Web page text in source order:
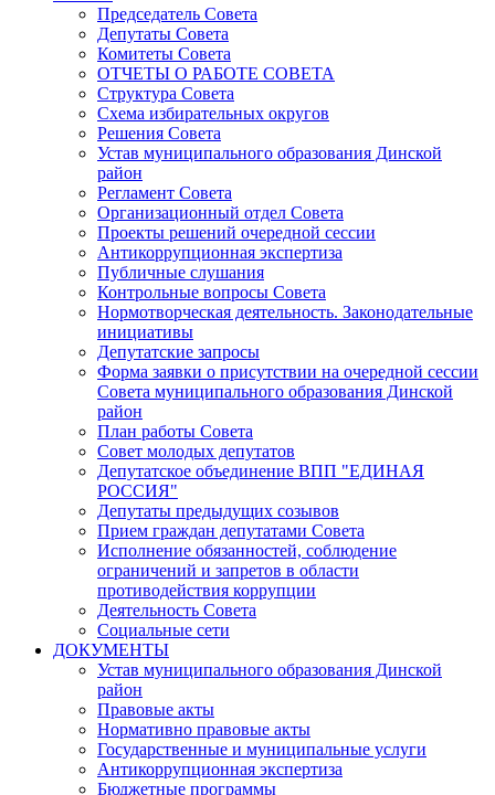
Председатель Совета
Депутаты Совета
Комитеты Совета
ОТЧЕТЫ О РАБОТЕ СОВЕТА
Структура Совета
Схема избирательных округов
Решения Совета
Устав муниципального образования Динской
район
Регламент Совета
Организационный отдел Совета
Проекты решений очередной сессии
Антикоррупционная экспертиза
Публичные слушания
Контрольные вопросы Совета
Нормотворческая деятельность. Законодательные
инициативы
Депутатские запросы
Форма заявки о присутствии на очередной сессии
Совета муниципального образования Динской
район
План работы Совета
Совет молодых депутатов
Депутатское объединение ВПП "ЕДИНАЯ
РОССИЯ"
Депутаты предыдущих созывов
Прием граждан депутатами Совета
Исполнение обязанностей, соблюдение
ограничений и запретов в области
противодействия коррупции
Деятельность Совета
Социальные сети
ДОКУМЕНТЫ
Устав муниципального образования Динской
район
Правовые акты
Нормативно правовые акты
Государственные и муниципальные услуги
Антикоррупционная экспертиза
Бюджетные программы